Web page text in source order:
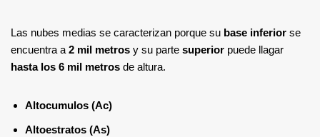
Las nubes medias se caracterizan porque su base inferior se
encuentra a 2 mil metros y su parte superior puede llagar
hasta los 6 mil metros de altura.
Altocumulos (Ac)
Altoestratos (As)